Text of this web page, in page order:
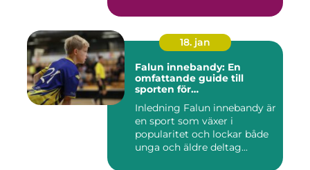
18. jan
Falun innebandy: En
omfattande guide till
sporten för
Inledning Falun innebandy är
en sport som växer i
popularitet och lockar både
unga och äldre deltag...